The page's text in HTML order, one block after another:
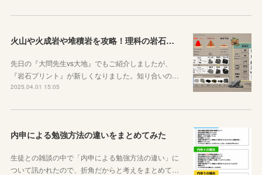
火山や火成岩や堆積岩を攻略！理科の岩石ノートを作りました
先日の『大問先生vs大地』でもご紹介しましたが、
『岩石プリント』が新しくなりました。知り合いの…
2025.04.01 15:05
内申による勉強方法の違いをまとめてみた
生徒との雑談の中で「内申による勉強方法の違い」に
ついて訊かれたので、折角だからと考えをまとめて…